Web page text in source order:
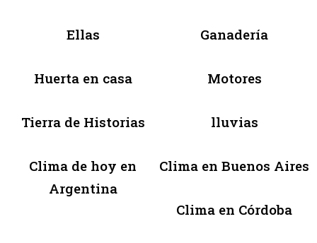
Ellas Ganadería
Huerta en casa Motores
Tierra de Historias lluvias
Clima de hoy en
Argentina
Clima en Buenos Aires
Clima en Córdoba